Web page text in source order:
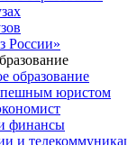
России»
образование
юристом
финансы
и